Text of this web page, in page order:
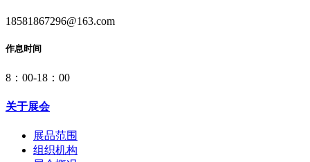
18581867296@163.com
作息时间
8：00-18：00
关于展会
展品范围
组织机构